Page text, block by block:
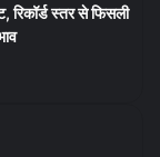
रिकॉर्ड स्तर से फिसली